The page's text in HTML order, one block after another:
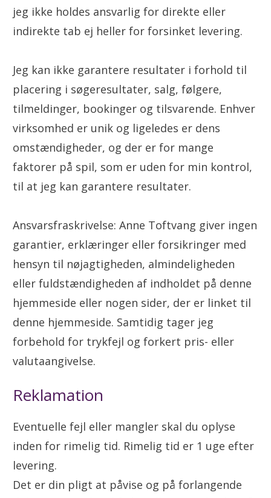
jeg ikke holdes ansvarlig for direkte eller
indirekte tab ej heller for forsinket levering.
Jeg kan ikke garantere resultater i forhold til
placering i søgeresultater, salg, følgere,
tilmeldinger, bookinger og tilsvarende. Enhver
virksomhed er unik og ligeledes er dens
omstændigheder, og der er for mange
faktorer på spil, som er uden for min kontrol,
til at jeg kan garantere resultater.
Ansvarsfraskrivelse: Anne Toftvang giver ingen
garantier, erklæringer eller forsikringer med
hensyn til nøjagtigheden, almindeligheden
eller fuldstændigheden af indholdet på denne
hjemmeside eller nogen sider, der er linket til
denne hjemmeside. Samtidig tager jeg
forbehold for trykfejl og forkert pris- eller
valutaangivelse.
Reklamation
Eventuelle fejl eller mangler skal du oplyse
inden for rimelig tid. Rimelig tid er 1 uge efter
levering.
Det er din pligt at påvise og på forlangende